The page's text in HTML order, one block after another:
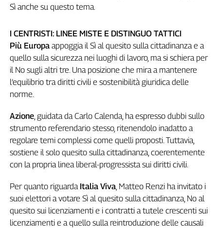
Linea
Tech
It
Easy
Inserti
Diffusa
InFlai
Le
trasmissioni
tv
Work
Progress
L'Italia
nel
Lavoro
Sì anche su questo tema.
I CENTRISTI: LINEE MISTE E DISTINGUO TATTICI
Più Europa appoggia il Sì al quesito sulla cittadinanza e a
quello sulla sicurezza nei luoghi di lavoro, ma si schiera per
il No sugli altri tre. Una posizione che mira a mantenere
l’equilibrio tra diritti civili e sostenibilità giuridica delle
norme.
Azione, guidata da Carlo Calenda, ha espresso dubbi sullo
strumento referendario stesso, ritenendolo inadatto a
regolare temi complessi come quelli proposti. Tuttavia,
sostiene il solo quesito sulla cittadinanza, coerentemente
con la propria linea liberal-progressista sui diritti civili.
Per quanto riguarda Italia Viva, Matteo Renzi ha invitato i
suoi elettori a votare Sì al quesito sulla cittadinanza, No al
quesito sui licenziamenti e i contratti a tutele crescenti sui
licenziamenti e a quello sulla reintroduzione delle causali